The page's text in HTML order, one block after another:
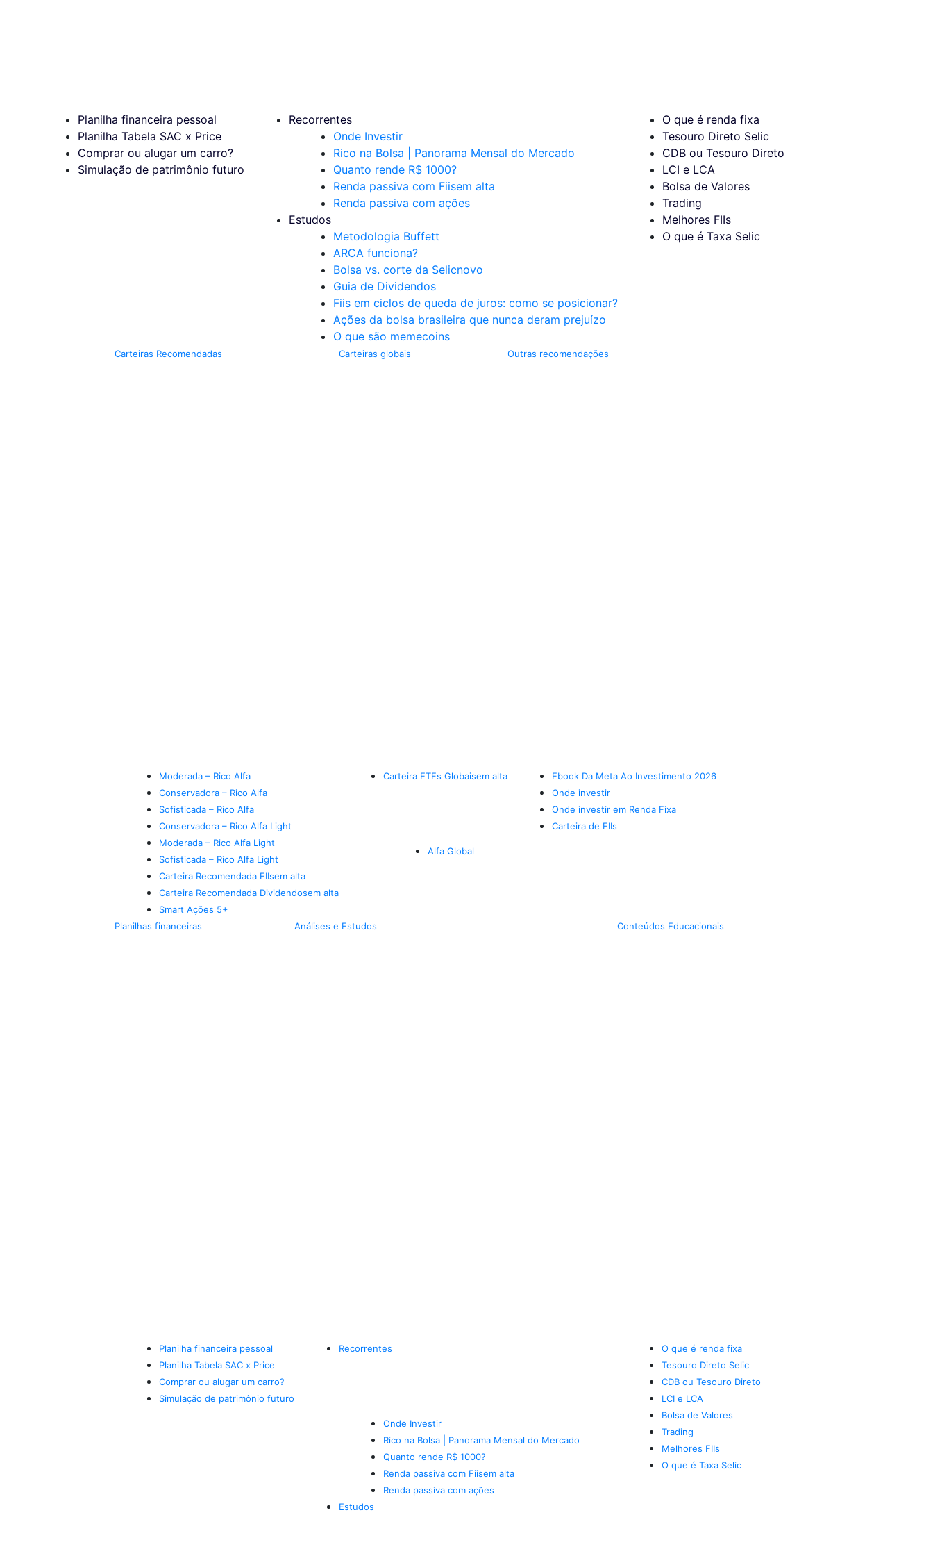
Planilha financeira pessoal
Planilha Tabela SAC x Price
Comprar ou alugar um carro?
Simulação de patrimônio futuro
Recorrentes
Onde Investir
Rico na Bolsa | Panorama Mensal do Mercado
Quanto rende R$ 1000?
Renda passiva com Fiisem alta
Renda passiva com ações
Estudos
Metodologia Buffett
ARCA funciona?
Bolsa vs. corte da Selicnovo
Guia de Dividendos
Fiis em ciclos de queda de juros: como se posicionar?
Ações da bolsa brasileira que nunca deram prejuízo
O que são memecoins
O que é renda fixa
Tesouro Direto Selic
CDB ou Tesouro Direto
LCI e LCA
Bolsa de Valores
Trading
Melhores FIIs
O que é Taxa Selic
Carteiras Recomendadas
Moderada – Rico Alfa
Conservadora – Rico Alfa
Sofisticada – Rico Alfa
Conservadora – Rico Alfa Light
Moderada – Rico Alfa Light
Sofisticada – Rico Alfa Light
Carteira Recomendada FIIsem alta
Carteira Recomendada Dividendosem alta
Smart Ações 5+
Carteiras globais
Carteira ETFs Globaisem alta
Alfa Global
Outras recomendações
Ebook Da Meta Ao Investimento 2026
Onde investir
Onde investir em Renda Fixa
Carteira de FIIs
Planilhas financeiras
Planilha financeira pessoal
Planilha Tabela SAC x Price
Comprar ou alugar um carro?
Simulação de patrimônio futuro
Análises e Estudos
Recorrentes
Onde Investir
Rico na Bolsa | Panorama Mensal do Mercado
Quanto rende R$ 1000?
Renda passiva com Fiisem alta
Renda passiva com ações
Estudos
Conteúdos Educacionais
O que é renda fixa
Tesouro Direto Selic
CDB ou Tesouro Direto
LCI e LCA
Bolsa de Valores
Trading
Melhores FIIs
O que é Taxa Selic